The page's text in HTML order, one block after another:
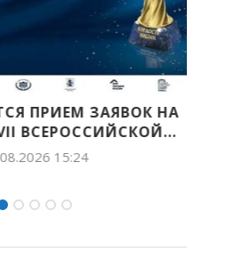
ПРИЕМ ЗАЯВОК НА
ВСЕРОССИЙСКОЙ...
15:24